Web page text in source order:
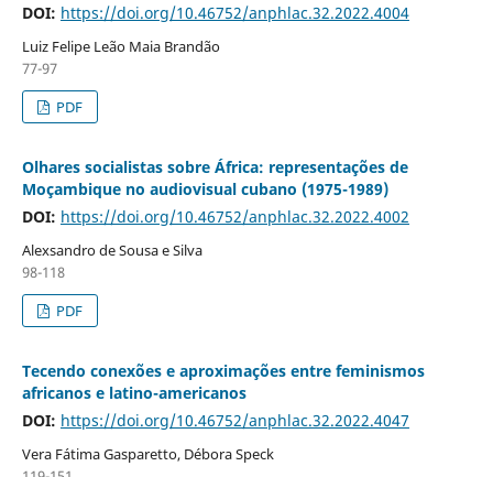
DOI: https://doi.org/10.46752/anphlac.32.2022.4004
Luiz Felipe Leão Maia Brandão
77-97
PDF
Olhares socialistas sobre África: representações de
Moçambique no audiovisual cubano (1975-1989)
DOI: https://doi.org/10.46752/anphlac.32.2022.4002
Alexsandro de Sousa e Silva
98-118
PDF
Tecendo conexões e aproximações entre feminismos
africanos e latino-americanos
DOI: https://doi.org/10.46752/anphlac.32.2022.4047
Vera Fátima Gasparetto, Débora Speck